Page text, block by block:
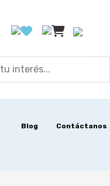
Blog Contáctanos